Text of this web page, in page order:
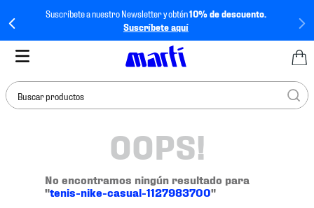
Suscríbete a nuestro Newsletter y obtén10% de descuento.
Suscríbete aquí
Buscar productos
OOPS!
No encontramos ningún resultado para
"tenis-nike-casual-1127983700"
tenis mujer
tenis hombre